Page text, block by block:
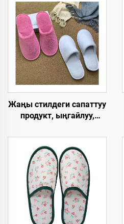
Жаңы стилдеги сапаттуу
продукт, ыңгайлуу,
кыймылбаган, бир
жолго тийиштүү люкс
отелиндеги шеттерди
такталоо